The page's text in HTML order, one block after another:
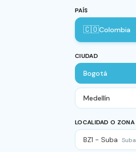
PAÍS
🇨🇴Colombia
CIUDAD
Bogotá
Medellín
LOCALIDAD O ZONA
BZ1 - Suba Suba